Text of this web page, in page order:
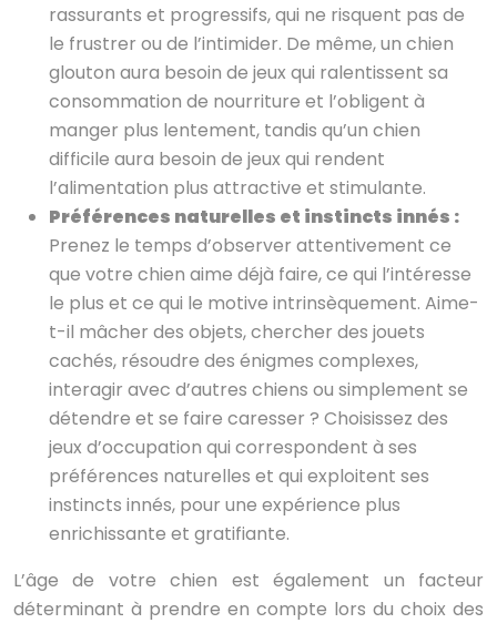
rassurants et progressifs, qui ne risquent pas de
le frustrer ou de l’intimider. De même, un chien
glouton aura besoin de jeux qui ralentissent sa
consommation de nourriture et l’obligent à
manger plus lentement, tandis qu’un chien
difficile aura besoin de jeux qui rendent
l’alimentation plus attractive et stimulante.
Préférences naturelles et instincts innés :
Prenez le temps d’observer attentivement ce
que votre chien aime déjà faire, ce qui l’intéresse
le plus et ce qui le motive intrinsèquement. Aime-
t-il mâcher des objets, chercher des jouets
cachés, résoudre des énigmes complexes,
interagir avec d’autres chiens ou simplement se
détendre et se faire caresser ? Choisissez des
jeux d’occupation qui correspondent à ses
préférences naturelles et qui exploitent ses
instincts innés, pour une expérience plus
enrichissante et gratifiante.
L’âge de votre chien est également un facteur
déterminant à prendre en compte lors du choix des